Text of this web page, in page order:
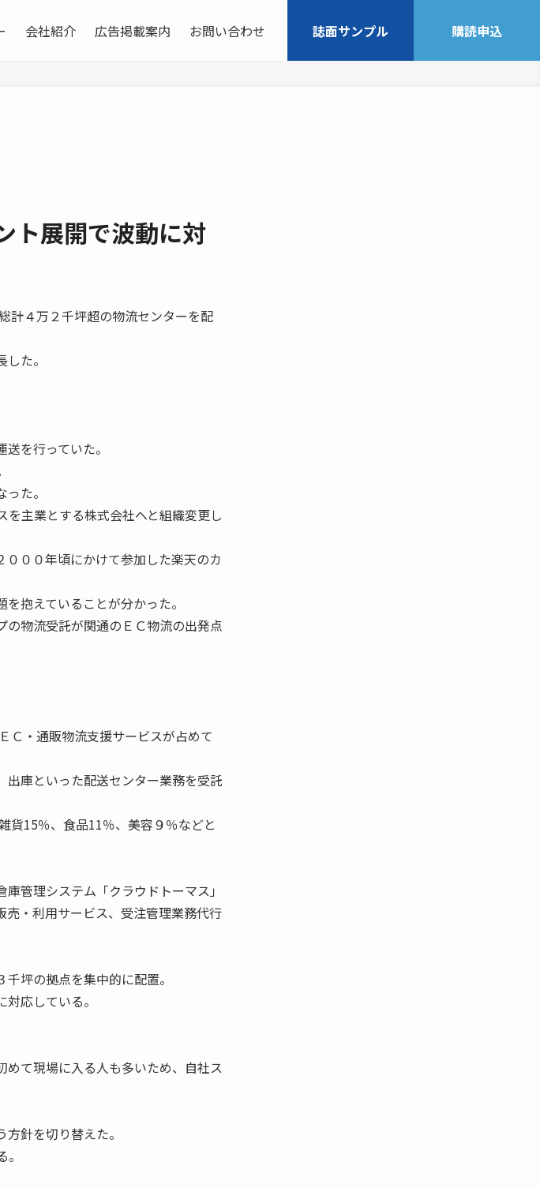
会社紹介 広告掲載案内 お問い合わせ 誌面サンプル 購読申込
ト展開で波動に対
４万２千坪超の物流センターを配
た。
を行っていた。
た。
主業とする株式会社へと組織変更し
００年頃にかけて参加した楽天のカ
抱えていることが分かった。
物流受託が関通のＥＣ物流の出発点
Ｃ・通販物流支援サービスが占めて
庫といった配送センター業務を受託
貨15％、食品11％、美容９％などと
管理システム「クラウドトーマス」
・利用サービス、受注管理業務代行
坪の拠点を集中的に配置。
応している。
て現場に入る人も多いため、自社ス
針を切り替えた。